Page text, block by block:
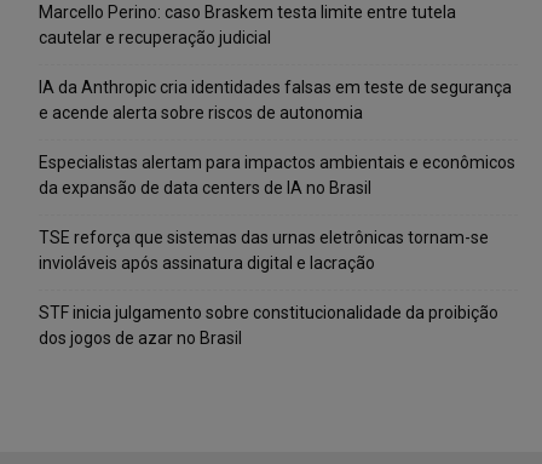
Marcello Perino: caso Braskem testa limite entre tutela
cautelar e recuperação judicial
IA da Anthropic cria identidades falsas em teste de segurança
e acende alerta sobre riscos de autonomia
Especialistas alertam para impactos ambientais e econômicos
da expansão de data centers de IA no Brasil
TSE reforça que sistemas das urnas eletrônicas tornam-se
invioláveis após assinatura digital e lacração
STF inicia julgamento sobre constitucionalidade da proibição
dos jogos de azar no Brasil